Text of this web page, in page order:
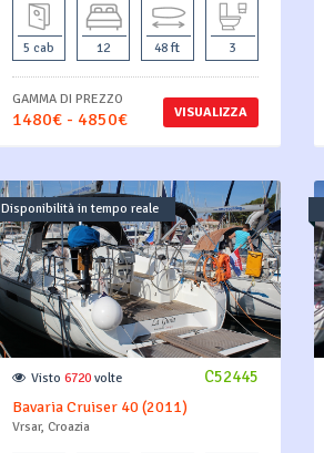
5 cab 12 48 ft 3
VISUALIZZA
GAMMA DI PREZZO
1480€ - 4850€
Disponibilità in tempo reale
C52445
Visto 6720volte
Bavaria Cruiser 40 (2011)
Vrsar, Croazia